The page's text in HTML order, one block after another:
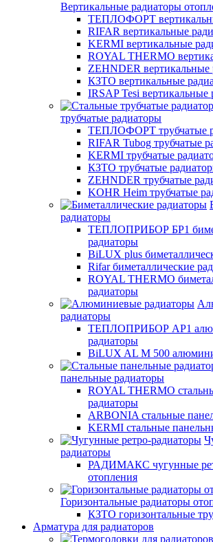
Вертикальные радиаторы
ТЕПЛОФОРТ
RIFAR вертикальные
KERMI вертикальные
ROYAL THERMO
ZEHNDER вертикальные
КЗТО вертикальные
IRSAP Tesi вертикальные
трубчатые радиаторы
ТЕПЛОФОРТ трубчатые
RIFAR Tubog трубчатые
KERMI трубчатые
КЗТО трубчатые
ZEHNDER трубчатые
KOHR Heim трубчатые
радиаторы
ТЕПЛОПРИБОР БР1
радиаторы
BiLUX plus
Rifar биметаллические
ROYAL THERMO
радиаторы
радиаторы
ТЕПЛОПРИБОР АР1
радиаторы
BiLUX AL M 500
панельные радиаторы
ROYAL THERMO
радиаторы
ARBONIA стальные
KERMI стальные
радиаторы
РАДИМАКС чугунные
отопления
Горизонтальные радиаторы
КЗТО горизонтальные
Арматура для радиаторов